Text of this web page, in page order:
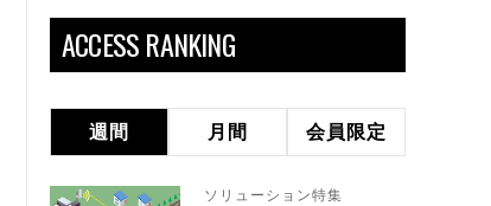
ACCESS RANKING
週間 月間 会員限定
ソリューション特集